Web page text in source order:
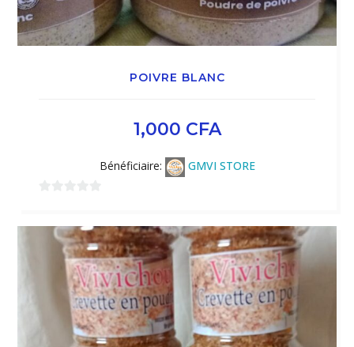
POIVRE BLANC
1,000 CFA
Bénéficiaire: GMVI STORE